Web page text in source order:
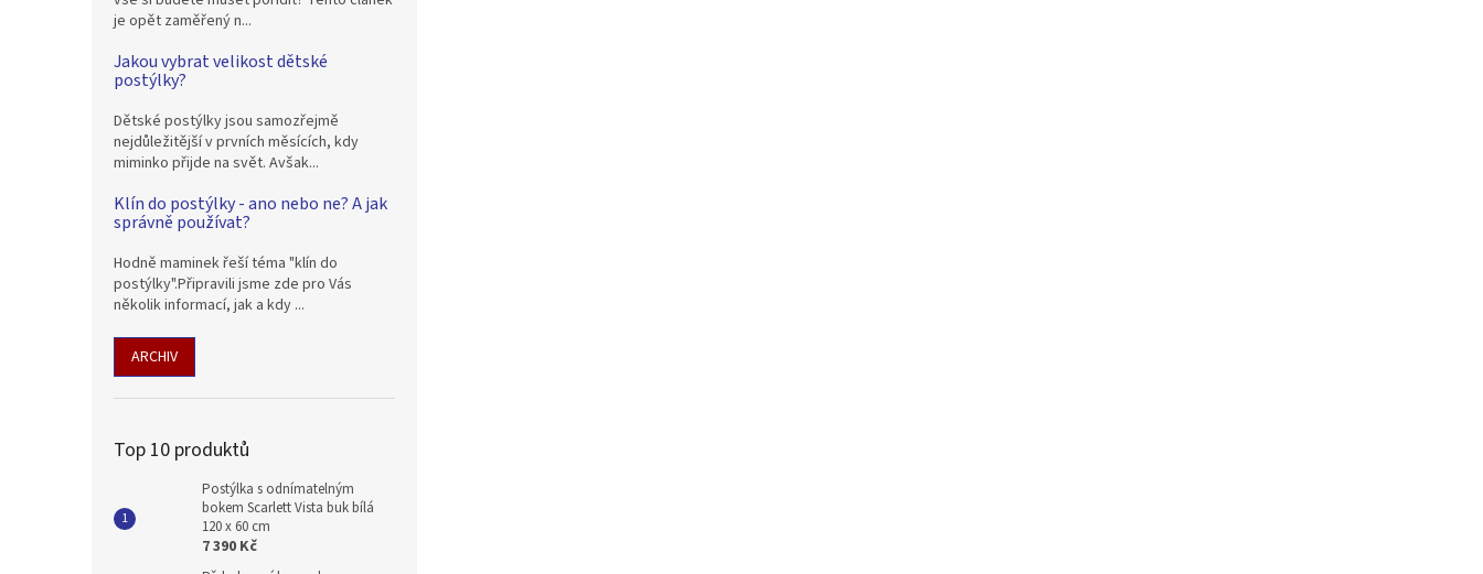
je opět zaměřený n...
Jakou vybrat velikost dětské
postýlky?
Dětské postýlky jsou samozřejmě
nejdůležitější v prvních měsících, kdy
miminko přijde na svět. Avšak...
Klín do postýlky - ano nebo ne? A jak
správně používat?
Hodně maminek řeší téma "klín do
postýlky".Připravili jsme zde pro Vás
několik informací, jak a kdy ...
ARCHIV
Top 10 produktů
Postýlka s odnímatelným
bokem Scarlett Vista buk bílá
120 x 60 cm
7 390 Kč